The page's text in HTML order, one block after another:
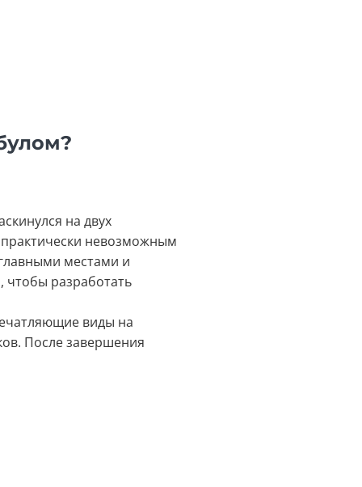
на двух
невозможным
местами и
чтобы разработать
виды на
После завершения